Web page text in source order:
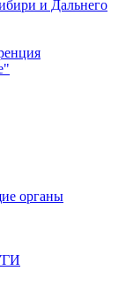
и Дальнего
органы